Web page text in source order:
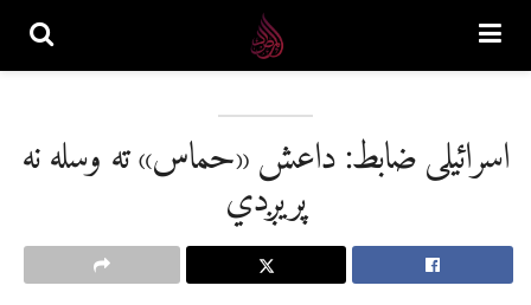
اسرائیلی ضابط: داعش «حماس» ته وسله نه
پریږدي